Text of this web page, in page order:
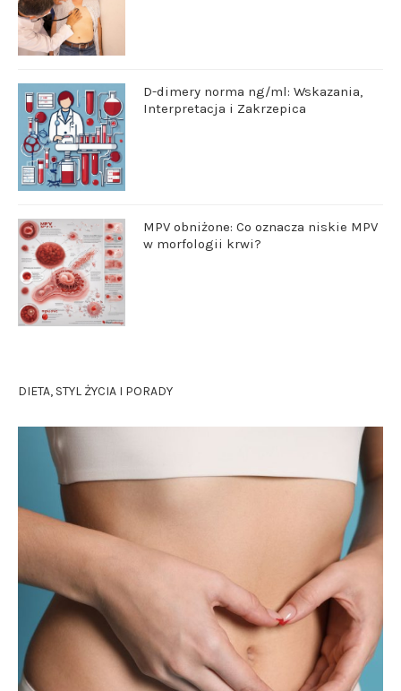
D-dimery norma ng/ml: Wskazania,
Interpretacja i Zakrzepica
MPV obniżone: Co oznacza niskie MPV
w morfologii krwi?
DIETA, STYL ŻYCIA I PORADY